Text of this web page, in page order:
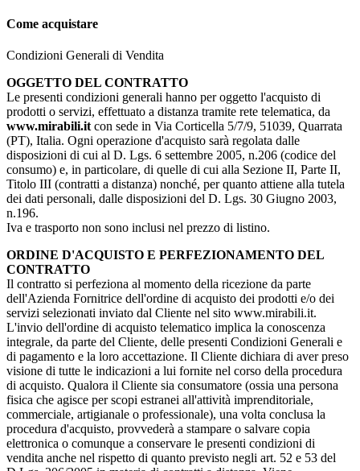
Come acquistare
Condizioni Generali di Vendita
OGGETTO DEL CONTRATTO
Le presenti condizioni generali hanno per oggetto l'acquisto di
prodotti o servizi, effettuato a distanza tramite rete telematica, da
www.mirabili.it con sede in Via Corticella 5/7/9, 51039, Quarrata
(PT), Italia. Ogni operazione d'acquisto sarà regolata dalle
disposizioni di cui al D. Lgs. 6 settembre 2005, n.206 (codice del
consumo) e, in particolare, di quelle di cui alla Sezione II, Parte II,
Titolo III (contratti a distanza) nonché, per quanto attiene alla tutela
dei dati personali, dalle disposizioni del D. Lgs. 30 Giugno 2003,
n.196.
Iva e trasporto non sono inclusi nel prezzo di listino.
ORDINE D'ACQUISTO E PERFEZIONAMENTO DEL
CONTRATTO
Il contratto si perfeziona al momento della ricezione da parte
dell'Azienda Fornitrice dell'ordine di acquisto dei prodotti e/o dei
servizi selezionati inviato dal Cliente nel sito www.mirabili.it.
L'invio dell'ordine di acquisto telematico implica la conoscenza
integrale, da parte del Cliente, delle presenti Condizioni Generali e
di pagamento e la loro accettazione. Il Cliente dichiara di aver preso
visione di tutte le indicazioni a lui fornite nel corso della procedura
di acquisto. Qualora il Cliente sia consumatore (ossia una persona
fisica che agisce per scopi estranei all'attività imprenditoriale,
commerciale, artigianale o professionale), una volta conclusa la
procedura d'acquisto, provvederà a stampare o salvare copia
elettronica o comunque a conservare le presenti condizioni di
vendita anche nel rispetto di quanto previsto negli art. 52 e 53 del